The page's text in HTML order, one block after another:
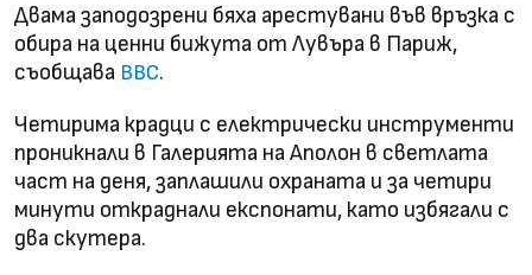
Двама заподозрени бяха арестувани във връзка с
обира на ценни бижута от Лувъра в Париж,
съобщава BBC.
Четирима крадци с електрически инструменти
проникнали в Галерията на Аполон в светлата
част на деня, заплашили охраната и за четири
минути откраднали експонати, като избягали с
два скутера.